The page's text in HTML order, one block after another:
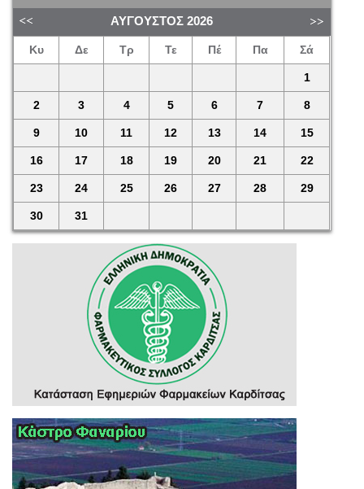
ΑΎΓΟΥΣΤΟΣ 2026
Κυ Δε Τρ Τε Πέ Πα Σά
1
2 3 4 5 6 7 8
9 10 11 12 13 14 15
16 17 18 19 20 21 22
23 24 25 26 27 28 29
30 31